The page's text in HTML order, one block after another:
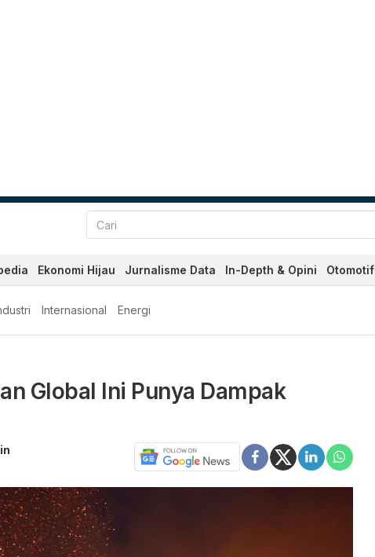
Ekonomi Hijau Jurnalisme Data In-Depth & Opini Otomotif
Internasional Energi
Global Ini Punya Dampak